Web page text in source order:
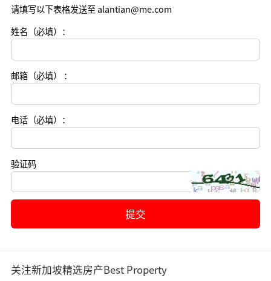
请填写以下表格发送至 alantian@me.com
姓名（必填）：
邮箱（必填） ：
电话（必填）：
验证码
关注新加坡精选房产Best Property